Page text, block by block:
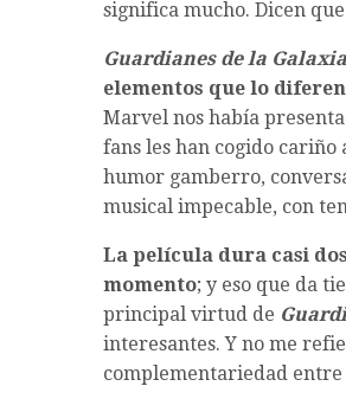
significa mucho. Dicen
Guardianes de la
elementos que lo
Marvel nos había
fans les han cogido cariño
humor gamberro,
musical impecable, con
La película dura casi
momento; y eso que da
principal virtud de
interesantes. Y no me
complementariedad entre